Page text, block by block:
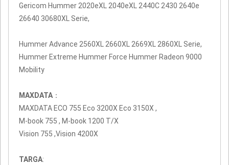
Gericom Hummer 2020eXL 2040eXL 2440C 2430 2640e
26640 30680XL Serie,
Hummer Advance 2560XL 2660XL 2669XL 2860XL Serie,
Hummer Extreme Hummer Force Hummer Radeon 9000
Mobility
MAXDATA ：
MAXDATA ECO 755 Eco 3200X Eco 3150X ,
M-book 755 , M-book 1200 T/X
Vision 755 ,Vision 4200X
TARGA: